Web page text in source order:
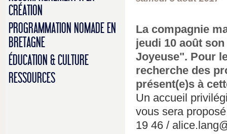
CRÉATION
PROGRAMMATION NOMADE EN
BRETAGNE
ÉDUCATION & CULTURE
RESSOURCES
La compagnie
jeudi 10 août
Joyeuse". Pour
recherche des
présent(e)s à
Un accueil
vous sera
19 46 /